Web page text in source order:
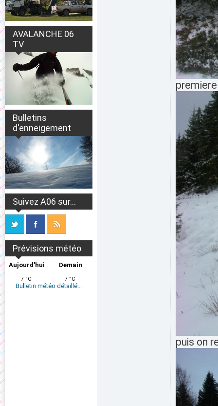
AVALANCHE 06
TV
Bulletins
d'enneigement
Suivez A06 sur...
Prévisions météo
Aujourd'hui
/ °C
Demain
/ °C
Bulletin météo détaillé...
puis on